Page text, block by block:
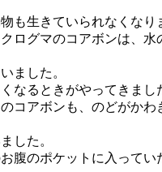
も生きていられなくなり
ログマのコアボンは、水
ました。
なるときがやってきまし
コアボンも、のどがかわ
した。
腹のポケットに入って